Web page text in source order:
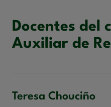
Docentes del
Auxiliar de
Teresa Chouciño